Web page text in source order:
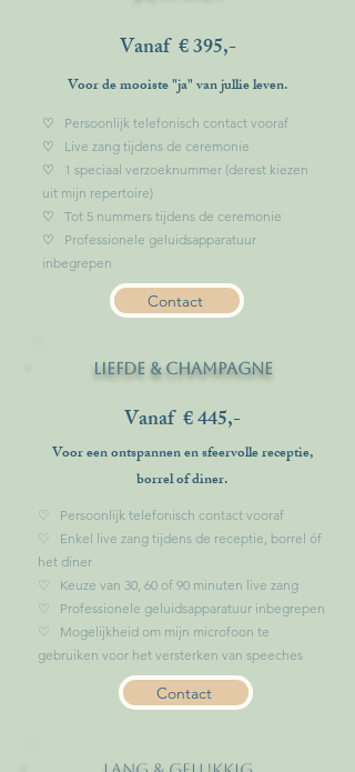
Vanaf € 445,-
Voor een ontspannen en sfeervolle receptie,
borrel of diner.
♡ Persoonlijk telefonisch contact vooraf
♡ Enkel live zang tijdens de receptie, borrel óf
het diner
♡ Keuze van 30, 60 of 90 minuten live zang
♡ Professionele geluidsapparatuur inbegrepen
♡ Mogelijkheid om mijn microfoon te
gebruiken voor het versterken van speeches
Contact
liefde & champagne
Vanaf € 395,-
Voor de mooiste "ja" van jullie leven.
♡ Persoonlijk telefonisch contact vooraf
♡ Live zang tijdens de ceremonie
♡ 1 speciaal verzoeknummer (derest kiezen
uit mijn repertoire)
♡ Tot 5 nummers tijdens de ceremonie
♡
Professionele geluidsapparatuur
inbegrepen
Contact